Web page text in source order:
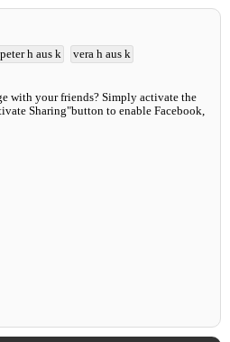
peter h aus k vera h aus k
with your friends? Simply activate the
Sharing"button to enable Facebook,